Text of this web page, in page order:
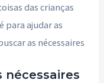
das crianças
para ajudar as
as nécessaires
nécessaires